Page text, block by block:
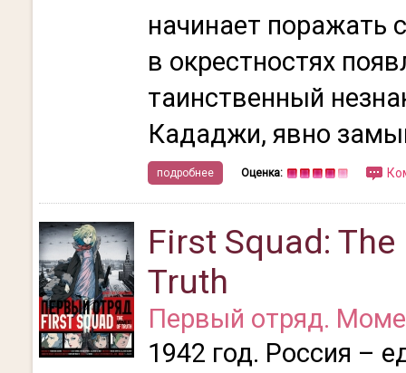
начинает поражать
в окрестностях
таинственный
Кададжи, явно
подробнее Оценка:
First Squad:
Truth
Первый отряд.
1942 год. Россия –